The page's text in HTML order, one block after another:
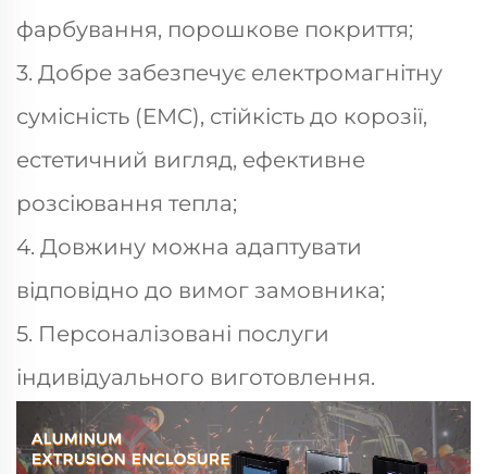
фарбування, порошкове покриття;
3. Добре забезпечує електромагнітну
сумісність (EMC), стійкість до корозії,
естетичний вигляд, ефективне
розсіювання тепла;
4. Довжину можна адаптувати
відповідно до вимог замовника;
5. Персоналізовані послуги
індивідуального виготовлення.